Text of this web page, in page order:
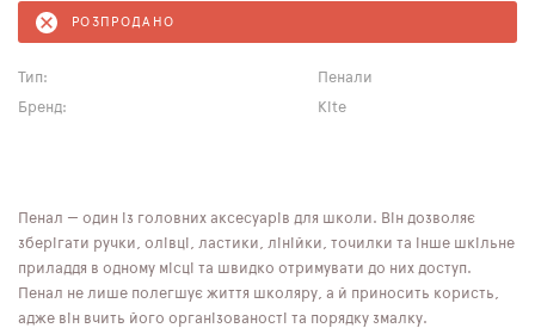
РОЗПРОДАНО
Тип:
Пенали
Бренд:
Kite
Пенал — один із головних аксесуарів для школи. Він дозволяє
зберігати ручки, олівці, ластики, лінійки, точилки та інше шкільне
приладдя в одному місці та швидко отримувати до них доступ.
Пенал не лише полегшує життя школяру, а й приносить користь,
адже він вчить його організованості та порядку змалку.